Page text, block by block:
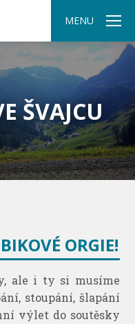
MENU
ŠVAJCU
ORGIE!
ale i ty si musíme
stoupání, šlapání
výlet do soutěsky